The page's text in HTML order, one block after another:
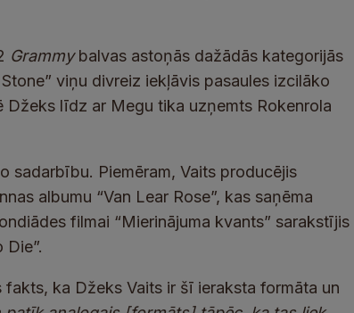
Grammybalvas astoņās dažādās kategorijās
viņu divreiz iekļāvis pasaules izcilāko
līdz ar Megu tika uzņemts Rokenrola
sadarbību. Piemēram, Vaits producējis
albumu “Van Lear Rose”, kas saņēma
filmai “Mierinājuma kvants” sarakstījis
ka Džeks Vaits ir šī ieraksta formāta un